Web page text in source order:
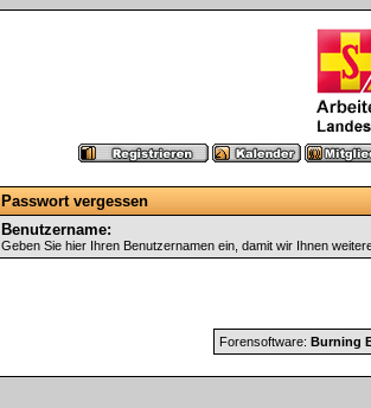
Passwort vergessen
Benutzername:
Geben Sie hier Ihren Benutzernamen ein, damit wir Ihnen
Forensoftware: Burning